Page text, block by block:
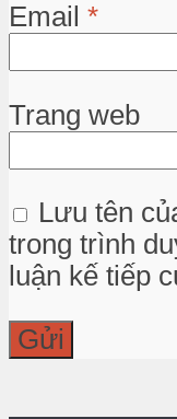
Email *
Trang web
Lưu tên
trong trình
luận kế tiếp